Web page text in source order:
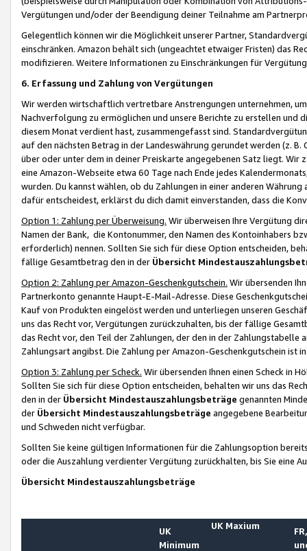
Vergütungen und/oder der Beendigung deiner Teilnahme am
Gelegentlich können wir die Möglichkeit unserer Partner,
einschränken. Amazon behält sich (ungeachtet etwaiger Fristen) das
modifizieren. Weitere Informationen zu Einschränkungen für
6. Erfassung und Zahlung von Vergütungen
Wir werden wirtschaftlich vertretbare Anstrengungen unternehmen,
Nachverfolgung zu ermöglichen und unsere Berichte zu erstellen und
diesem Monat verdient hast, zusammengefasst sind.
auf den nächsten Betrag in der Landeswährung gerundet werden (z.
über oder unter dem in deiner Preiskarte angegebenen Satz liegt.
eine Amazon-Webseite etwa 60 Tage nach Ende jedes
wurden. Du kannst wählen, ob du Zahlungen in einer anderen
dafür entscheidest, erklärst du dich damit einverstanden, dass die
Option 1: Zahlung per Überweisung. Wir überweisen Ihre Vergütung
Namen der Bank, die Kontonummer, den Namen des Kontoinhabers
erforderlich) nennen. Sollten Sie sich für diese Option entscheiden,
fällige Gesamtbetrag den in der Übersicht
Option 2: Zahlung per Amazon-Geschenkgutschein. Wir übersenden
Partnerkonto genannte Haupt-E-Mail-Adresse. Diese
Kauf von Produkten eingelöst werden und unterliegen unseren
uns das Recht vor, Vergütungen zurückzuhalten, bis der fällige
das Recht vor, den Teil der Zahlungen, der den in der
Zahlungsart angibst. Die Zahlung per Amazon-Geschenkgutschein ist
Option 3: Zahlung per Scheck. Wir übersenden Ihnen einen Scheck in
Sollten Sie sich für diese Option entscheiden, behalten wir uns das
den in der Übersicht Mindestauszahlungsbeträge genannten
der Übersicht Mindestauszahlungsbeträge angegebene
und Schweden nicht verfügbar.
Sollten Sie keine gültigen Informationen für die Zahlungsoption
oder die Auszahlung verdienter Vergütung zurückhalten, bis Sie
Übersicht Mindestauszahlungsbeträge
UK
Minimum
UK Maxium